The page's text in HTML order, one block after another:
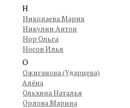
Н
Николаева Мария
Никулин Антон
Нор Ольга
Носов Илья
О
Ожиганова (Ударцева)
Алёна
Ольхина Наталья
Орлова Марина